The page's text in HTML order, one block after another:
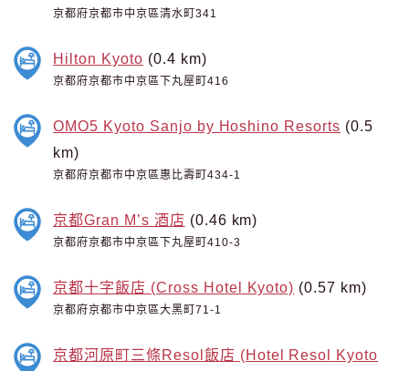
京都府京都市中京區清水町341
Hilton Kyoto (0.4 km)
京都府京都市中京區下丸屋町416
OMO5 Kyoto Sanjo by Hoshino Resorts (0.5
km)
京都府京都市中京區惠比壽町434-1
京都Gran M’s 酒店 (0.46 km)
京都府京都市中京區下丸屋町410-3
京都十字飯店 (Cross Hotel Kyoto) (0.57 km)
京都府京都市中京區大黑町71-1
京都河原町三條Resol飯店 (Hotel Resol Kyoto